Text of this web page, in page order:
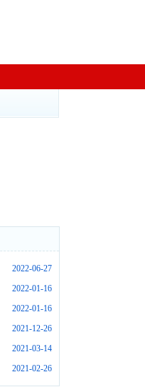
2022-06-27
2022-01-16
2022-01-16
2021-12-26
2021-03-14
2021-02-26